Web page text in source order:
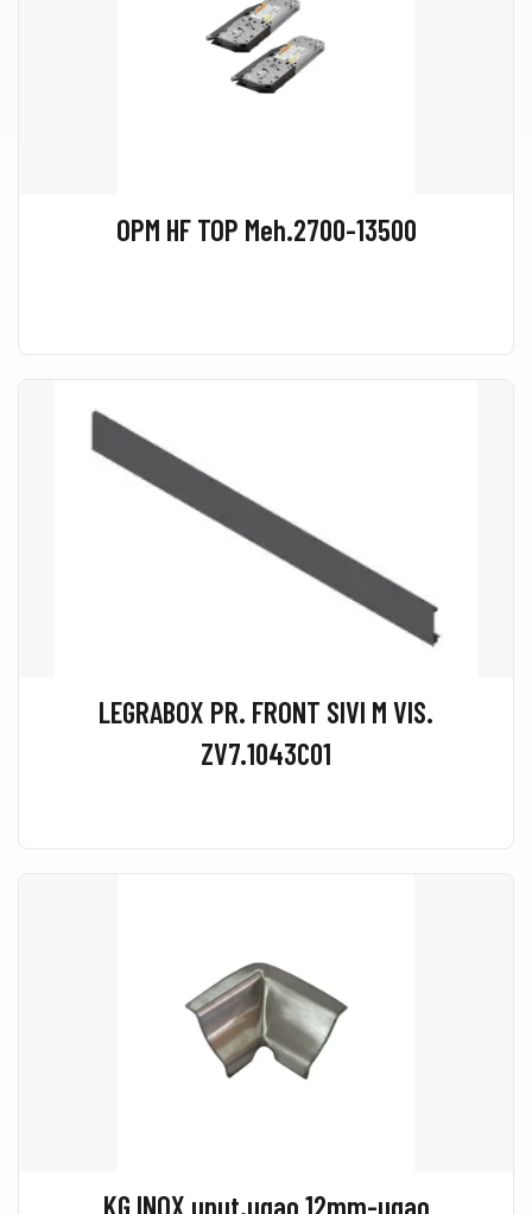
OPM HF TOP Meh.2700-13500
LEGRABOX PR. FRONT SIVI M VIS.
ZV7.1043C01
KG INOX unut.ugao 12mm-ugao